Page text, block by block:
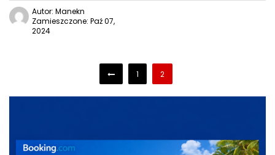
Autor: Manekn
Zamieszczone: Paź 07,
2024
1 2